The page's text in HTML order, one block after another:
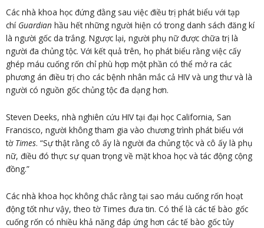
Các nhà khoa học đứng đằng sau việc điều trị phát biểu với tạp
chíGuardian hầu hết những người hiện có trong danh sách đăng kí
là người gốc da trắng. Ngược lại, người phụ nữ được chữa trị là
người đa chủng tộc. Với kết quả trên, họ phát biểu rằng việc cấy
ghép máu cuống rốn chỉ phù hợp một phần có thể mở ra các
phương án điều trị cho các bệnh nhân mắc cả HIV và ung thư và là
người có nguồn gốc chủng tộc đa dạng hơn.
Steven Deeks, nhà nghiên cứu HIV tại đại học California, San
Francisco, người không tham gia vào chương trình phát biểu với
tờ Times. “Sự thật rằng cô ấy là người đa chủng tộc và cô ấy là phụ
nữ, điều đó thực sự quan trọng về mặt khoa học và tác động cộng
đồng.”
Các nhà khoa học không chắc rằng tại sao máu cuống rốn hoạt
động tốt như vậy, theo tờ Times đưa tin. Có thể là các tế bào gốc
cuống rốn có nhiều khả năng đáp ứng hơn các tế bào gốc tủy